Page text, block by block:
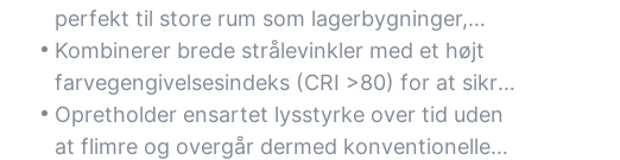
perfekt til store rum som lagerbygninger,
fitnesscentre og industrifaciliteter, der kræver
intens belysning.
Kombinerer brede strålevinkler med et højt
farvegengivelsesindeks (CRI >80) for at sikre
et levende, naturligt lys, der forbedrer
synlighed og sikkerhed.
Opretholder ensartet lysstyrke over tid uden
at flimre og overgår dermed konventionelle